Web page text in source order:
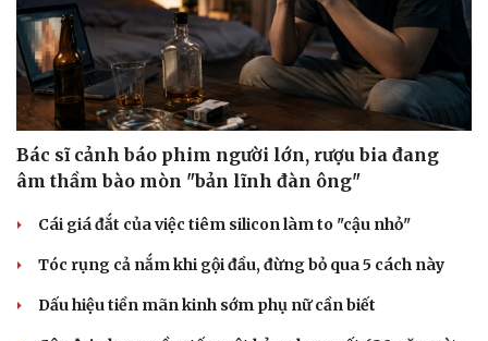
Bác sĩ cảnh báo phim người lớn, rượu bia đang
âm thầm bào mòn "bản lĩnh đàn ông"
Cái giá đắt của việc tiêm silicon làm to "cậu nhỏ"
Tóc rụng cả nắm khi gội đầu, đừng bỏ qua 5 cách này
Dấu hiệu tiền mãn kinh sớm phụ nữ cần biết